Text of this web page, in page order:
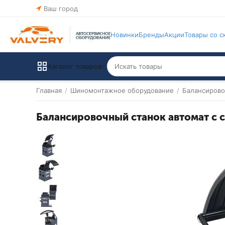
Ваш город
НовинкиБрендыАкцииТовары со
Каталог товаров
Главная / Шиномонтажное оборудование /
Балансировочный станок автомат